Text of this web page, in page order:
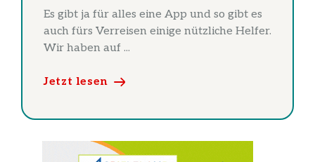
Es gibt ja für alles eine App und so gibt es
auch fürs Verreisen einige nützliche Helfer.
Wir haben auf ...
Jetzt lesen